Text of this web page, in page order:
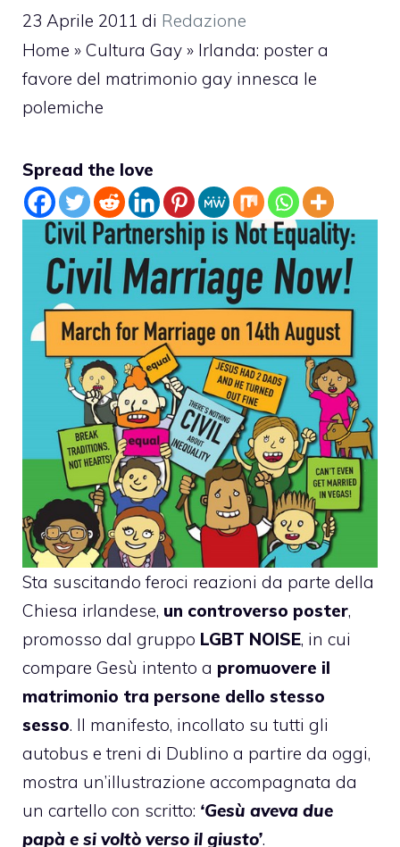
23 Aprile 2011 di Redazione
Home » Cultura Gay » Irlanda: poster a
favore del matrimonio gay innesca le
polemiche
Spread the love
Sta suscitando feroci reazioni da parte della
Chiesa irlandese, un controverso poster,
promosso dal gruppo LGBT NOISE, in cui
compare Gesù intento a promuovere il
matrimonio tra persone dello stesso
sesso. Il manifesto, incollato su tutti gli
autobus e treni di Dublino a partire da oggi,
mostra un’illustrazione accompagnata da
un cartello con scritto: ‘Gesù aveva due
papà e si voltò verso il giusto’.